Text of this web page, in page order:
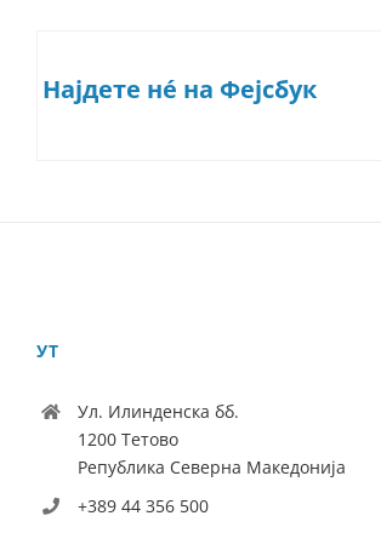
Најдете нé на Фејсбук
УТ
Ул. Илинденска бб.
1200 Тетово
Република Северна Македонија
+389 44 356 500